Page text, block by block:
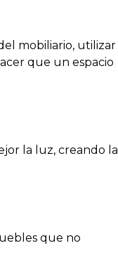
mobiliario, utilizar
que un espacio
la luz, creando la
que no